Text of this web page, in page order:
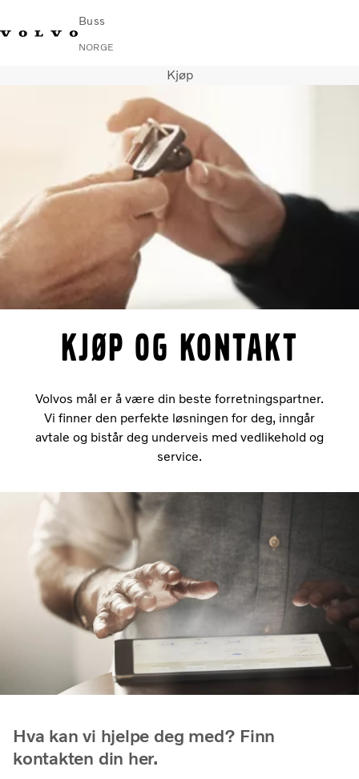
Buss
NORGE
Finn en forhandler
I byer og mellom byer
Hvorfor Volvo?
Nyheter
Kontakt
Kjøp
Kjøp og kontakt
Volvos mål er å være din beste forretningspartner.
Vi finner den perfekte løsningen for deg, inngår
avtale og bistår deg underveis med vedlikehold og
service.
Hva kan vi hjelpe deg med? Finn
kontakten din her.